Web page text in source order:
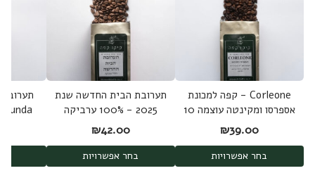
Corleone - קפה למכונת
אספרסו ומקינטה עוצמה 10
₪39.00
בחר אפשרויות
תערובת הבית החדשה שנת
2025 - 100% ערביקה
משלושה מקורות
₪42.00
בחר אפשרויות